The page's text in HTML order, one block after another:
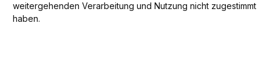
weitergehenden Verarbeitung und Nutzung nicht zugestimmt
haben.